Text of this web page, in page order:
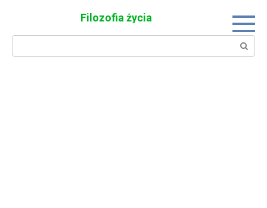
Filozofia życia
Search: